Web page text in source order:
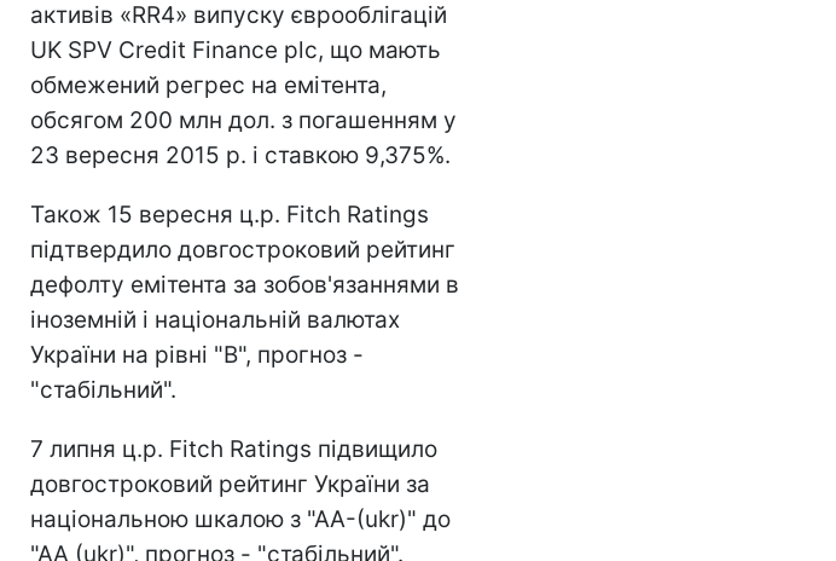
активів «RR4» випуску єврооблігацій
UK SPV Credit Finance plc, що мають
обмежений регрес на емітента,
обсягом 200 млн дол. з погашенням у
23 вересня 2015 р. і ставкою 9,375%.
Також 15 вересня ц.р. Fitch Ratings
підтвердило довгостроковий рейтинг
дефолту емітента за зобов'язаннями в
іноземній і національній валютах
України на рівні "В", прогноз -
"стабільний".
7 липня ц.р. Fitch Ratings підвищило
довгостроковий рейтинг України за
національною шкалою з "АА-(ukr)" до
"АА (ukr)", прогноз - "стабільний".